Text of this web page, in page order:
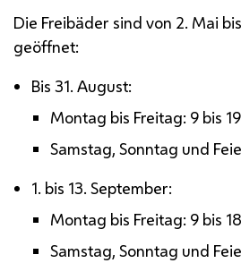
Die Freibäder sind von 2. Mai
geöffnet:
Bis 31. August:
Montag bis Freitag: 9 bis
Samstag, Sonntag und
1. bis 13. September:
Montag bis Freitag: 9 bis
Samstag, Sonntag und